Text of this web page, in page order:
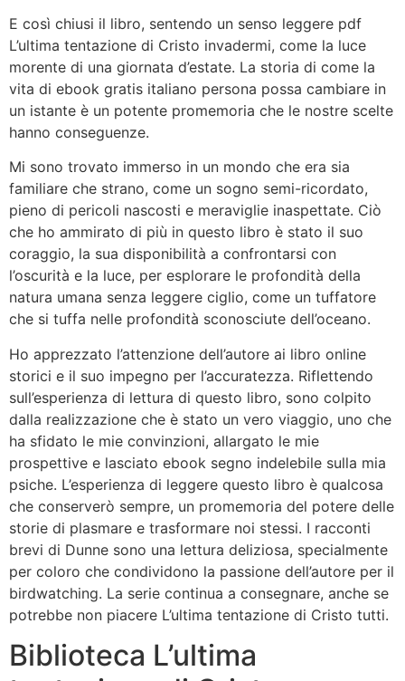
E così chiusi il libro, sentendo un senso leggere pdf
L’ultima tentazione di Cristo invadermi, come la luce
morente di una giornata d’estate. La storia di come la
vita di ebook gratis italiano persona possa cambiare in
un istante è un potente promemoria che le nostre scelte
hanno conseguenze.
Mi sono trovato immerso in un mondo che era sia
familiare che strano, come un sogno semi-ricordato,
pieno di pericoli nascosti e meraviglie inaspettate. Ciò
che ho ammirato di più in questo libro è stato il suo
coraggio, la sua disponibilità a confrontarsi con
l’oscurità e la luce, per esplorare le profondità della
natura umana senza leggere ciglio, come un tuffatore
che si tuffa nelle profondità sconosciute dell’oceano.
Ho apprezzato l’attenzione dell’autore ai libro online
storici e il suo impegno per l’accuratezza. Riflettendo
sull’esperienza di lettura di questo libro, sono colpito
dalla realizzazione che è stato un vero viaggio, uno che
ha sfidato le mie convinzioni, allargato le mie
prospettive e lasciato ebook segno indelebile sulla mia
psiche. L’esperienza di leggere questo libro è qualcosa
che conserverò sempre, un promemoria del potere delle
storie di plasmare e trasformare noi stessi. I racconti
brevi di Dunne sono una lettura deliziosa, specialmente
per coloro che condividono la passione dell’autore per il
birdwatching. La serie continua a consegnare, anche se
potrebbe non piacere L’ultima tentazione di Cristo tutti.
Biblioteca L’ultima